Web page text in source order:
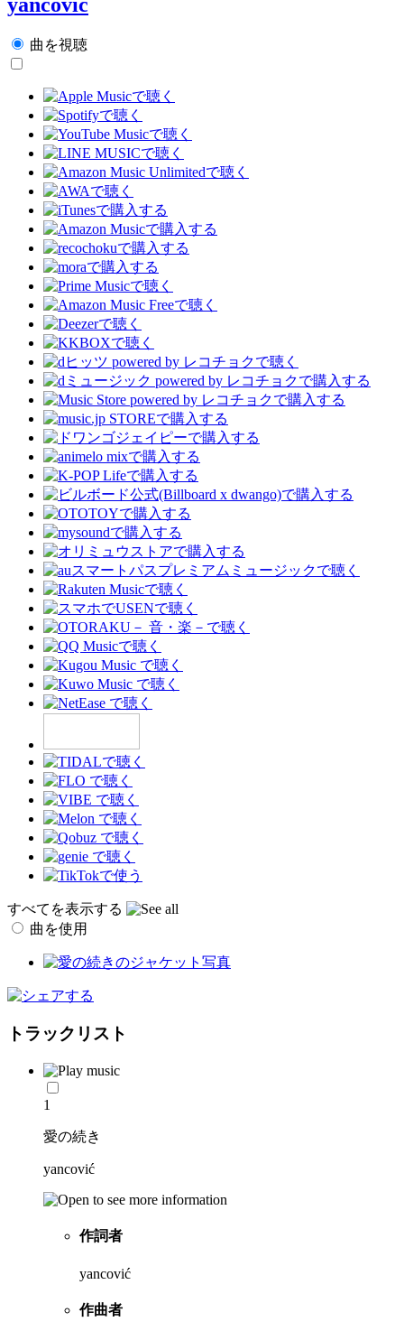
曲を視聴
すべてを表示する
曲を使用
トラックリスト
1
愛の続き
yancović
作詞者
yancović
作曲者